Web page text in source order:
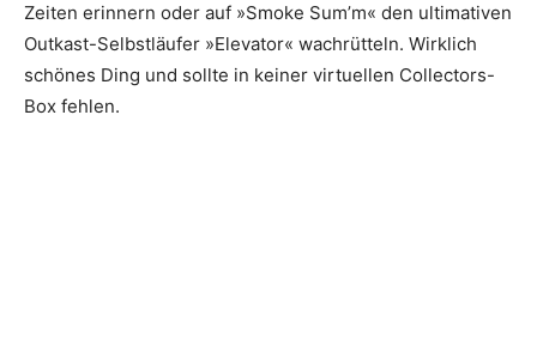
Zeiten erinnern oder auf »Smoke Sum’m« den ultimativen
Outkast-Selbstläufer »Elevator« wachrütteln. Wirklich
schönes Ding und sollte in keiner virtuellen Collectors-
Box fehlen.